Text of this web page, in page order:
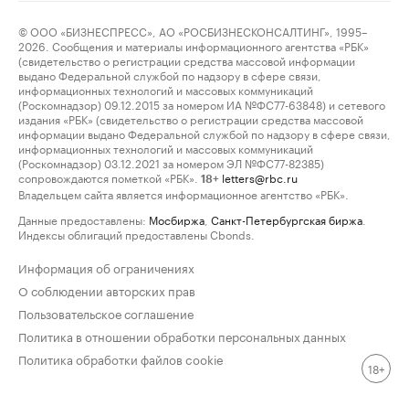
© ООО «БИЗНЕСПРЕСС», АО «РОСБИЗНЕСКОНСАЛТИНГ», 1995–
2026. Сообщения и материалы информационного агентства «РБК»
(свидетельство о регистрации средства массовой информации
выдано Федеральной службой по надзору в сфере связи,
информационных технологий и массовых коммуникаций
(Роскомнадзор) 09.12.2015 за номером ИА №ФС77-63848) и сетевого
издания «РБК» (свидетельство о регистрации средства массовой
информации выдано Федеральной службой по надзору в сфере связи,
информационных технологий и массовых коммуникаций
(Роскомнадзор) 03.12.2021 за номером ЭЛ №ФС77-82385)
сопровождаются пометкой «РБК».
18+ letters@rbc.ru
Владельцем сайта является информационное агентство «РБК».
Данные предоставлены: Мосбиржа Санкт-Петербургская биржа
Индексы облигаций предоставлены Cbonds.
Информация об ограничениях
О соблюдении авторских прав
Пользовательское соглашение
Политика в отношении обработки персональных данных
Политика обработки файлов cookie
18+